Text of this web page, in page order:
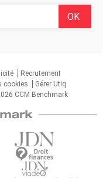
Recrutement
cookies
Gérer Utiq
CCM Benchmark